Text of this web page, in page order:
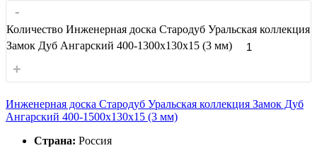
-
Количество Инженерная доска Стародуб Уральская коллекция
Замок Дуб Ангарский 400-1300x130x15 (3 мм)
+
Инженерная доска Стародуб Уральская коллекция Замок Дуб
Ангарский 400-1500x130x15 (3 мм)
Страна: Россия